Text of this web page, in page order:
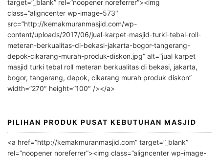
r
n
a
t
i
v
target=”_blank” rel=”noopener noreferrer”><img
class=”aligncenter wp-image-573″
src=”http://kemakmuranmasjid.com/wp-
content/uploads/2017/06/jual-karpet-masjid-turki-tebal-roll-
meteran-berkualitas-di-bekasi-jakarta-bogor-tangerang-
depok-cikarang-murah-produk-diskon.jpg” alt=”jual karpet
masjid turki tebal roll meteran berkualitas di bekasi, jakarta,
bogor, tangerang, depok, cikarang murah produk diskon”
width=”270″ height=”100″ /></a>
PILIHAN PRODUK PUSAT KEBUTUHAN MASJID
<a href=”http://kemakmuranmasjid.com” target=”_blank”
rel=”noopener noreferrer”><img class=”aligncenter wp-image-